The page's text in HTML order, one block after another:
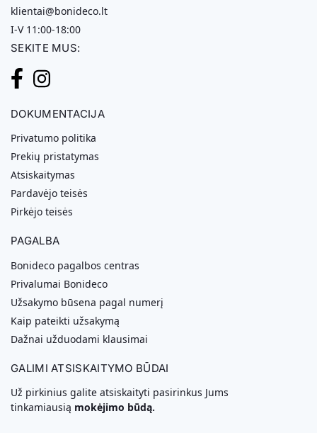
klientai@bonideco.lt
I-V 11:00-18:00
SEKITE MUS:
DOKUMENTACIJA
Privatumo politika
Prekių pristatymas
Atsiskaitymas
Pardavėjo teisės
Pirkėjo teisės
PAGALBA
Bonideco pagalbos centras
Privalumai Bonideco
Užsakymo būsena pagal numerį
Kaip pateikti užsakymą
Dažnai užduodami klausimai
GALIMI ATSISKAITYMO BŪDAI
Už pirkinius galite atsiskaityti pasirinkus Jums
tinkamiausią mokėjimo būdą.